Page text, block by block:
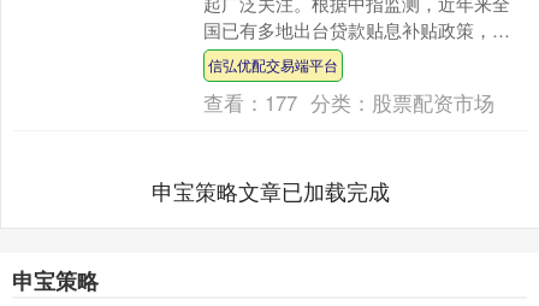
国已有多地出台贷款贴息补贴政策，对
市场产生了一定积极影响，本文进一步
结合国际相关经验，系统分....
信弘优配交易端平台
查看： 177 分类： 股票配资市场
申宝策略文章已加载完成
申宝策略